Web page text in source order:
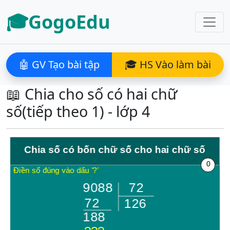
🎓GogoEdu
🤖 GV Tạo bài tập 🎓 HS Vào làm bài
📖 Chia cho số có hai chữ
số(tiếp theo 1) - lớp 4